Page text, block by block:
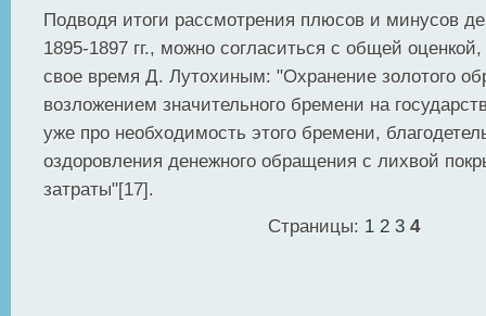
Подводя итоги рассмотрения плюсов и минусов
1895-1897 гг., можно согласиться с общей
свое время Д. Лутохиным: "Охранение золотого
возложением значительного бремени на
уже про необходимость этого бремени,
оздоровления денежного обращения с лихвой
затраты"[17].
Страницы: 1 2 3 4